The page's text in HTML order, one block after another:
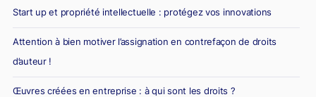
Start up et propriété intellectuelle : protégez vos innovations
Attention à bien motiver l’assignation en contrefaçon de droits
d’auteur !
Œuvres créées en entreprise : à qui sont les droits ?